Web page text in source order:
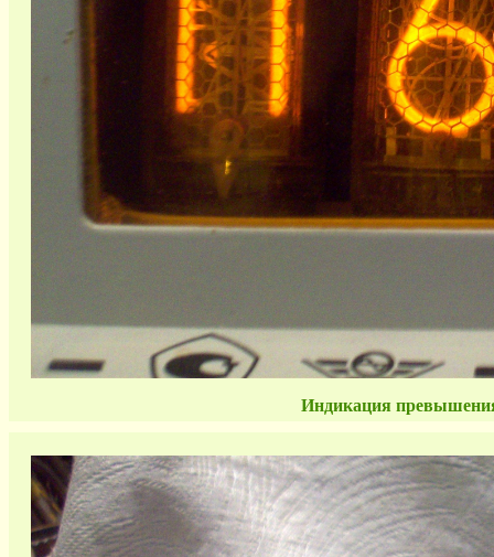
Индикация превышения